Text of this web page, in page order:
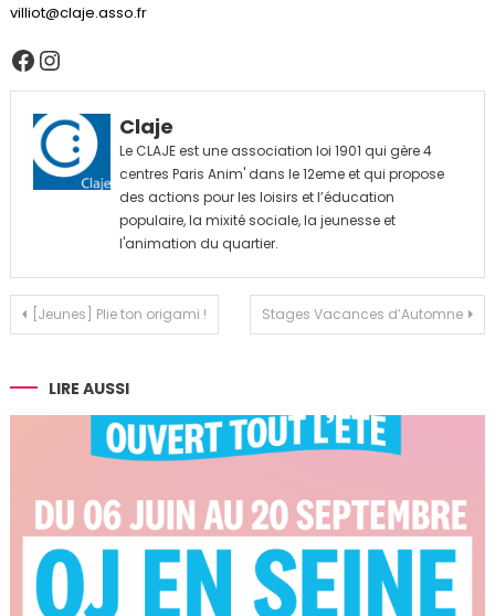
villiot@claje.asso.fr
Facebook
Instagram
Claje
Le CLAJE est une association loi 1901 qui gère 4
centres Paris Anim' dans le 12eme et qui propose
des actions pour les loisirs et l’éducation
populaire, la mixité sociale, la jeunesse et
l'animation du quartier.
Navigation
l’article
[Jeunes] Plie ton origami ! Stages Vacances d’Automne
LIRE AUSSI